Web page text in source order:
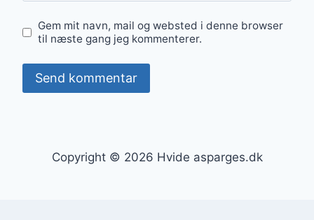
Gem mit navn, mail og websted i denne browser
til næste gang jeg kommenterer.
Copyright © 2026 Hvide asparges.dk